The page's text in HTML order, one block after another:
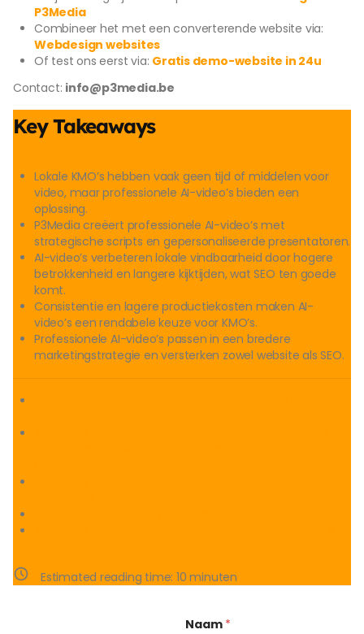
P3Media
Combineer het met een converterende website via:
Webdesign websites
Of test ons eerst via: Gratis demo-website in 24u
Contact: info@p3media.be
Key Takeaways
Lokale KMO’s hebben vaak geen tijd of middelen voor
video, maar professionele AI-video’s bieden een
oplossing.
P3Media creëert professionele AI-video’s met
strategische scripts en gepersonaliseerde presentatoren.
AI-video’s verbeteren lokale vindbaarheid door hogere
betrokkenheid en langere kijktijden, wat SEO ten goede
komt.
Consistentie en lagere productiekosten maken AI-
video’s een rendabele keuze voor KMO’s.
Professionele AI-video’s passen in een bredere
marketingstrategie en versterken zowel website als SEO.
Estimated reading time: 10 minuten
Naam *